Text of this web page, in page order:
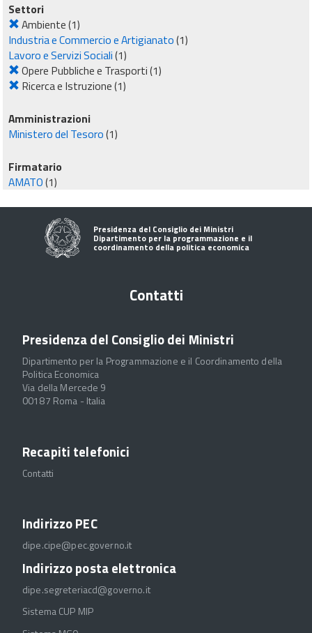
Settori
Ambiente(1)
Industria e Commercio e Artigianato(1)
Lavoro e Servizi Sociali(1)
Opere Pubbliche e Trasporti(1)
Ricerca e Istruzione(1)
Amministrazioni
Ministero del Tesoro(1)
Firmatario
AMATO(1)
Presidenza del Consiglio dei Ministri
Dipartimento per la programmazione e il
coordinamento della politica economica
Contatti
Presidenza del Consiglio dei Ministri
Dipartimento per la Programmazione e il Coordinamento della
Politica Economica
Via della Mercede 9
00187 Roma - Italia
Recapiti telefonici
Contatti
Indirizzo PEC
dipe.cipe@pec.governo.it
Indirizzo posta elettronica
dipe.segreteriacd@governo.it
Sistema CUP MIP